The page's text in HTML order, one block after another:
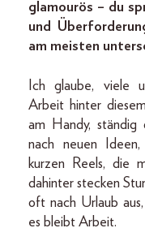
glamourös – du
und
am meisten
Ich glaube, viele
Arbeit hinter
am Handy, ständig
nach neuen
kurzen Reels, die
dahinter stecken
oft nach Urlaub
es bleibt Arbeit.